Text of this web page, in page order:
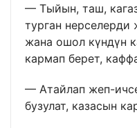
— Тыйын, таш,
турган нерселерди
жана ошол күндүн
кармап берет,
— Атайлап жеп-
бузулат, казасын